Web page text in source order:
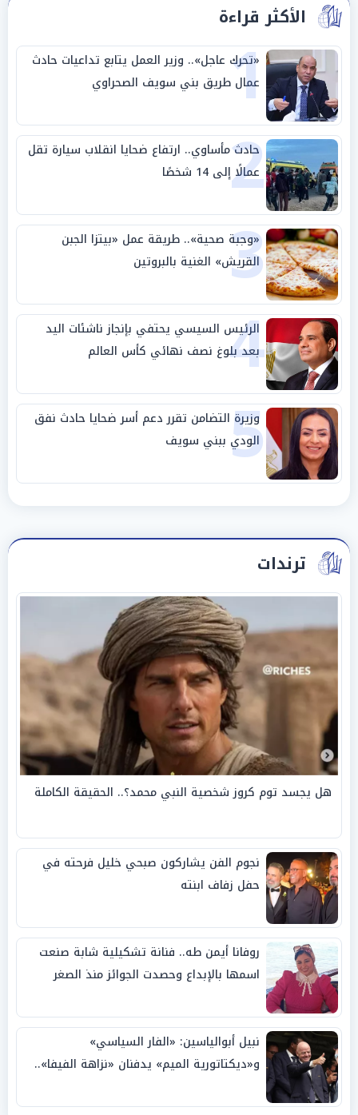
الأكثر قراءة
1
«تحرك عاجل».. وزير العمل يتابع تداعيات حادث
عمال طريق بني سويف الصحراوي
2
حادث مأساوي.. ارتفاع ضحايا انقلاب سيارة تقل
عمالًا إلى 14 شخصًا
3
«وجبة صحية».. طريقة عمل «بيتزا الجبن
القريش» الغنية بالبروتين
4
الرئيس السيسي يحتفي بإنجاز ناشئات اليد
بعد بلوغ نصف نهائي كأس العالم
5
وزيرة التضامن تقرر دعم أسر ضحايا حادث نفق
الودي ببني سويف
ترندات
هل يجسد توم كروز شخصية النبي محمد؟.. الحقيقة الكاملة
نجوم الفن يشاركون صبحي خليل فرحته في
حفل زفاف ابنته
روفانا أيمن طه.. فنانة تشكيلية شابة صنعت
اسمها بالإبداع وحصدت الجوائز منذ الصغر
نبيل أبوالياسين: «الفار السياسي»
و«ديكتاتورية الميم» يدفنان «نزاهة الفيفا»..